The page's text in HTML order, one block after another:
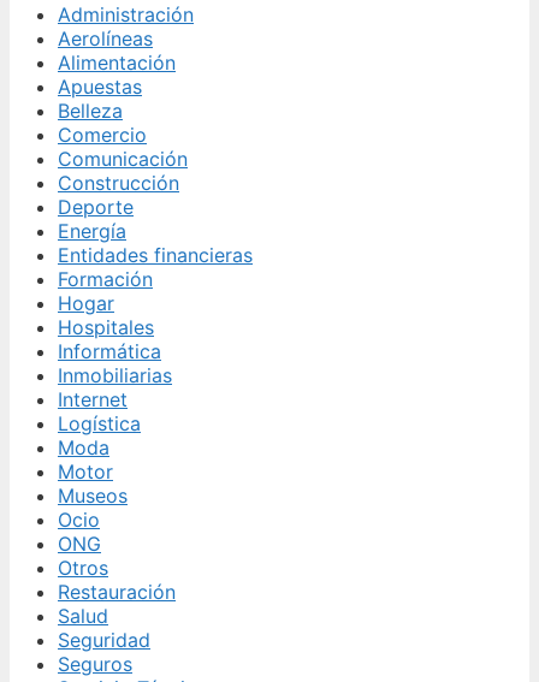
Administración
Aerolíneas
Alimentación
Apuestas
Belleza
Comercio
Comunicación
Construcción
Deporte
Energía
Entidades financieras
Formación
Hogar
Hospitales
Informática
Inmobiliarias
Internet
Logística
Moda
Motor
Museos
Ocio
ONG
Otros
Restauración
Salud
Seguridad
Seguros